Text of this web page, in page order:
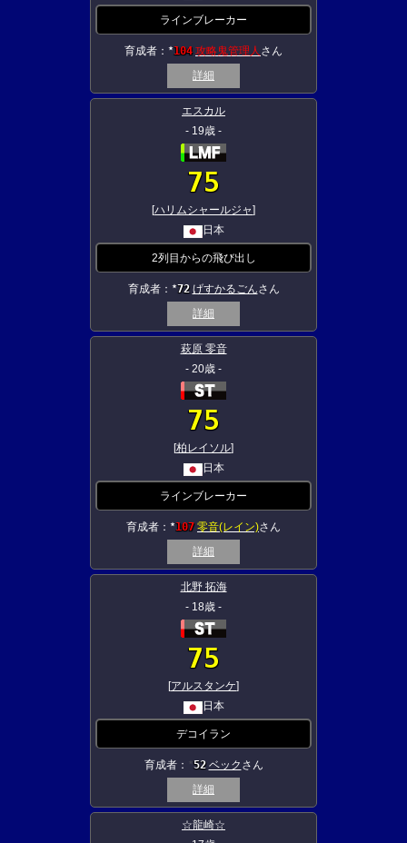
ラインブレーカー
育成者： ★104 攻略鬼管理人 さん
詳細
エスカル
- 19歳 -
75
[ハリムシャールジャ]
日本
2列目からの飛び出し
育成者： ★72 げすかるごんさん
詳細
萩原 零音
- 20歳 -
75
[柏レイソル]
日本
ラインブレーカー
育成者： ★107 零音(レイン)さん
詳細
北野 拓海
- 18歳 -
75
[アルスタンケ]
日本
デコイラン
育成者： 52 ベック さん
詳細
☆龍崎☆